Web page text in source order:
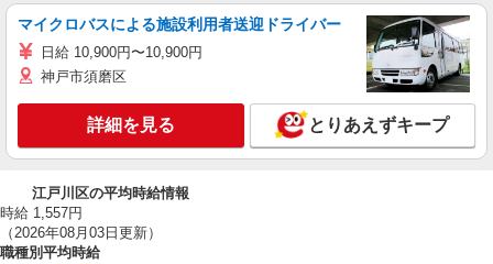
マイクロバスによる施設利用者送迎ドライバー
日給 10,900円〜10,900円
神戸市須磨区
詳細を見る とりあえずキープ
江戸川区の平均時給情報
時給 1,557円
（2026年08月03日更新）
職種別平均時給